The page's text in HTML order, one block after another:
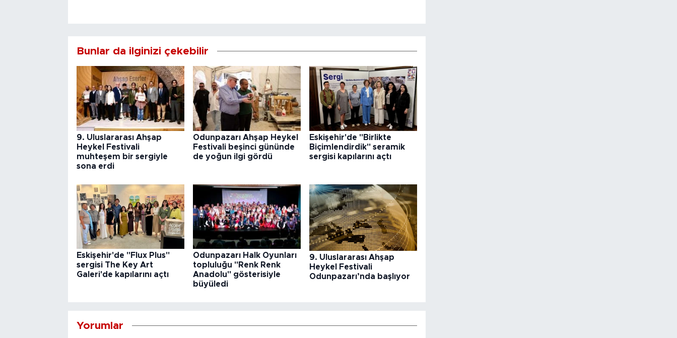
Bunlar da ilginizi çekebilir
9. Uluslararası Ahşap
Heykel Festivali
muhteşem bir sergiyle
sona erdi
Odunpazarı Ahşap Heykel
Festivali beşinci gününde
de yoğun ilgi gördü
Eskişehir'de "Birlikte
Biçimlendirdik" seramik
sergisi kapılarını açtı
Eskişehir'de "Flux Plus"
sergisi The Key Art
Galeri'de kapılarını açtı
Odunpazarı Halk Oyunları
topluluğu "Renk Renk
Anadolu" gösterisiyle
büyüledi
9. Uluslararası Ahşap
Heykel Festivali
Odunpazarı’nda başlıyor
Yorumlar